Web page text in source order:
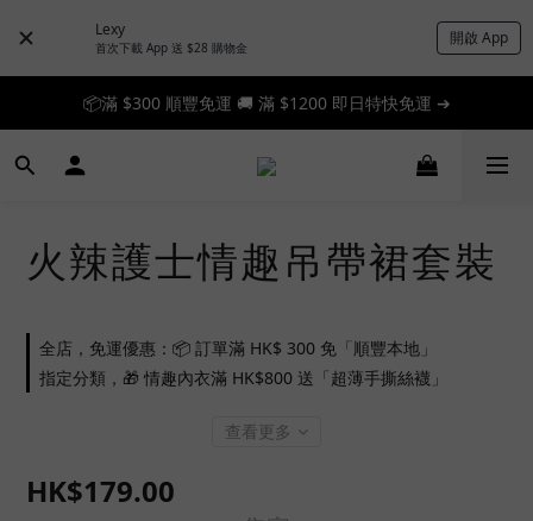
Lexy
首次下載 App 送 $28 購物金 開啟 App
📦滿 $300 順豐免運 🚚 滿 $1200 即日特快免運 ➔
📦滿 $300 順豐免運 🚚 滿 $1200 即日特快免運 ➔
🎉 新人首單享 88 折，快來領券加入！➔
火辣護士情趣吊帶裙套裝
全店，免運優惠：📦 訂單滿 HK$ 300 免「順豐本地」
指定分類，🎁 情趣內衣滿 HK$800 送「超薄手撕絲襪」
查看更多
HK$179.00